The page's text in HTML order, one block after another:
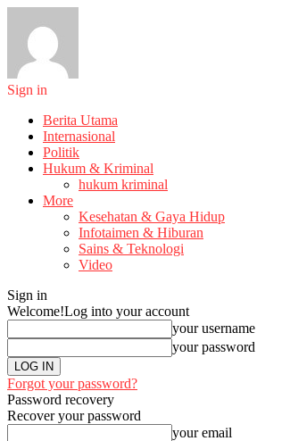
Sign in
Berita Utama
Internasional
Politik
Hukum & Kriminal
hukum kriminal
More
Kesehatan & Gaya Hidup
Infotaimen & Hiburan
Sains & Teknologi
Video
Sign in
Welcome!Log into your account
your username
your password
Forgot your password?
Password recovery
Recover your password
your email